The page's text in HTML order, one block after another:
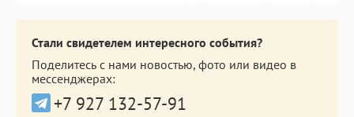
Стали свидетелем интересного события?
Поделитесь с нами новостью, фото или видео в
мессенджерах:
+7 927 132-57-91